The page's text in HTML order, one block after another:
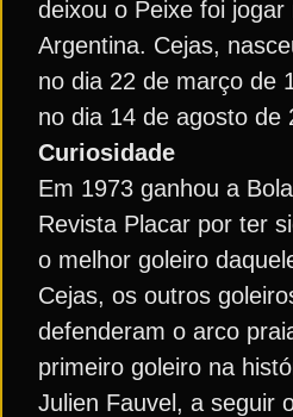
deixou o Peixe foi
Argentina. Cejas,
no dia 22 de março de
no dia 14 de agosto de
Curiosidade
Em 1973 ganhou a
Revista Placar por ter
o melhor goleiro
Cejas, os outros
defenderam o arco
primeiro goleiro na
Julien Fauvel, a seguir